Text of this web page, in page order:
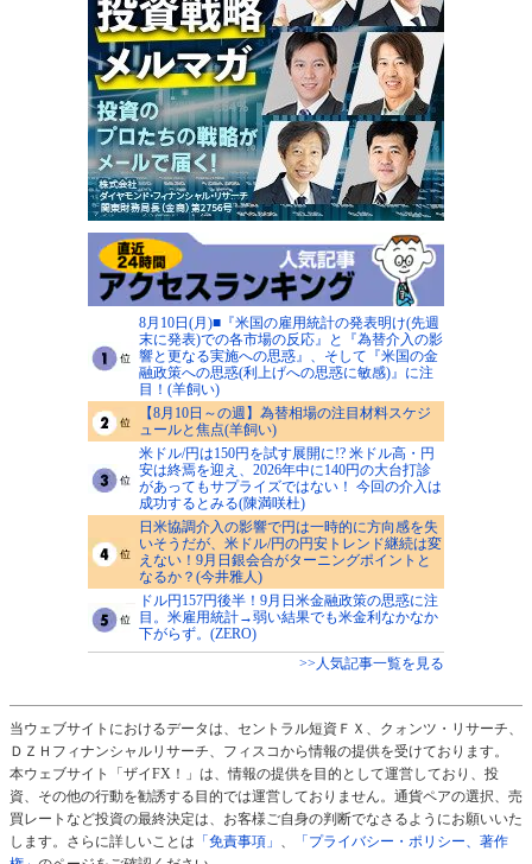
8月10日(月)■『米国の雇用統計の発表明け(先週
末に発表)での各市場の反応』と『為替介入の影
響と更なる実施への思惑』、そして『米国の金
融政策への思惑(利上げへの思惑に敏感)』に注
目！(羊飼い)
【8月10日～の週】為替相場の注目材料スケジ
ュールと焦点(羊飼い)
米ドル/円は150円を試す展開に!? 米ドル高・円
安は終焉を迎え、2026年中に140円の大台打診
があってもサプライズではない！ 今回の介入は
成功するとみる(陳満咲杜)
日米協調介入の影響で円は一時的に方向感を失
いそうだが、米ドル/円の円安トレンド継続は変
えない！9月日銀会合がターニングポイントと
なるか？(今井雅人)
ドル円157円後半！9月日米金融政策の思惑に注
目。米雇用統計→弱い結果でも米金利なかなか
下がらず。(ZERO)
>>人気記事一覧を見る
当ウェブサイトにおけるデータは、セントラル短資ＦＸ、クォンツ・リサーチ、
ＤＺＨフィナンシャルリサーチ、フィスコから情報の提供を受けております。
本ウェブサイト「ザイFX！」は、情報の提供を目的として運営しており、投
資、その他の行動を勧誘する目的では運営しておりません。通貨ペアの選択、売
買レートなど投資の最終決定は、お客様ご自身の判断でなさるようにお願いいた
します。さらに詳しいことは 「免責事項」 、
「プライバシー・ポリシー、著作